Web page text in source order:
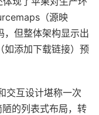
（源映
，但整体架构显示出
如添加下载链接）预
交互设计堪称一次
的列表式布局，转